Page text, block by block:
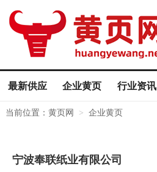
最新供应 企业黄页 行业资讯
当前位置： 黄页网 > 企业黄页
宁波奉联纸业有限公司